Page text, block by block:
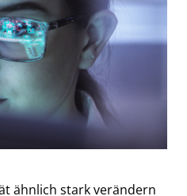
ähnlich stark verändern